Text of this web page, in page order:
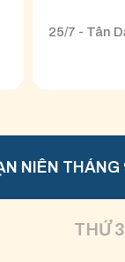
25/7 - Tân
NIÊN
THỨ 3